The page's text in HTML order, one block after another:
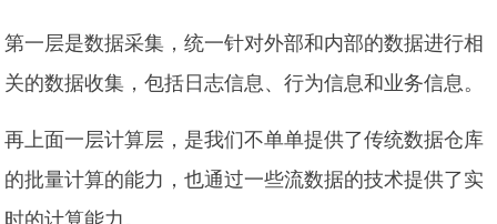
第一层是数据采集，统一针对外部和内部的数据进行相
关的数据收集，包括日志信息、行为信息和业务信息。
再上面一层计算层，是我们不单单提供了传统数据仓库
的批量计算的能力，也通过一些流数据的技术提供了实
时的计算能力。